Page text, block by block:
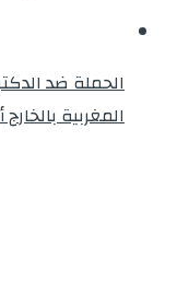
الحملة ضد
المغربية